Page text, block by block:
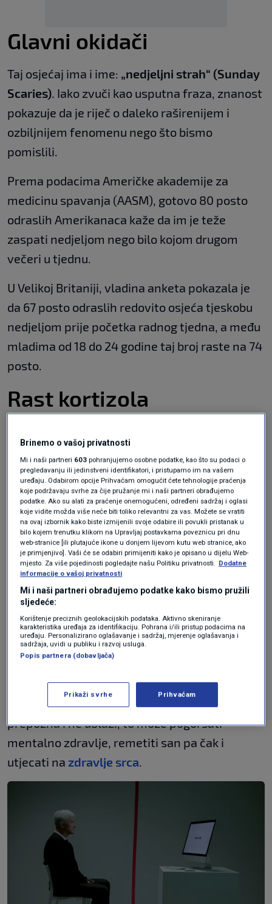
Glavni okidači
Taj osjećaj ima i ime: „nedjeljni strah“ (Sunday
Scaries). Iako zvuči kao usputna fraza, znanost
pokazuje da je riječ o daleko raširenijem i
ozbiljnijem fenomenu nego što bismo
pomislili.
Prema podacima Američke akademije za
medicinu spavanja (AASM), gotovo 80 posto
odraslih Amerikanaca kaže da im je teže
zaspati nedjeljom nego bilo kojom drugom
večeri u tjednu.
U Velikoj Britaniji, vladina anketa pokazala je
da 67 posto odraslih redovito osjeća tjeskobu
nedjeljom prije početka radnog tjedna, a među
mladima od 18 do 24 godine taj broj raste na 74
posto.
Rast kortizola
poslom, ali isto tako i da imate vrlo visoka
očekivanja od sebe naposlu,“ objašnjavaIlke
Inceoglus Poslovne škole Sveučilišta u
Exeteru, javljaEuronews.
AASN navodi da su „stres na poslu,nedostatak
snai nadolazeći popisi zadataka“ najčešći
okidači.
Posljedice nisu samo psihološke: istraživanje
iz 2025. na starijim odraslim osobama
pokazalo je da je anksioznost specifična za
ponedjeljak dovela do
kortizola– glavnog hormona stresa – koje su
bile prisutne kroz dva mjeseca. Ako se ne
prepozna i ne ublaži, to može pogoršati
mentalno zdravlje, remetiti san pa čak i
utjecati na zdravlje srca.
Brinemo o vašoj privatnosti
Mi i naši partneri 603 pohranjujemo osobne podatke, kao što su podaci o
pregledavanju ili jedinstveni identifikatori, i pristupamo im na vašem
uređaju. Odabirom opcije Prihvaćam omogućit ćete tehnologije praćenja
koje podržavaju svrhe za čije pružanje mi i naši partneri obrađujemo
podatke. Ako su alati za praćenje onemogućeni, određeni sadržaj i oglasi
koje vidite možda više neće biti toliko relevantni za vas. Možete se vratiti
na ovaj izbornik kako biste izmijenili svoje odabire ili povukli pristanak u
bilo kojem trenutku klikom na Upravljaj postavkama poveznicu pri dnu
web-stranice [ili plutajuće ikone u donjem lijevom kutu web stranice, ako
je primjenjivo]. Vaši će se odabiri primijeniti kako je opisano u dijelu Web-
mjesto. Za više pojedinosti pogledajte našu Politiku privatnosti. Dodatne
informacije o vašoj privatnosti
Mi i naši partneri obrađujemo podatke kako bismo pružili
sljedeće:
Korištenje preciznih geolokacijskih podataka. Aktivno skeniranje
karakteristika uređaja za identifikaciju. Pohrana i/ili pristup podacima na
uređaju. Personalizirano oglašavanje i sadržaj, mjerenje oglašavanja i
sadržaja, uvidi u publiku i razvoj usluga.
Popis partnera (dobavljača)
Prikaži svrhe Prihvaćam